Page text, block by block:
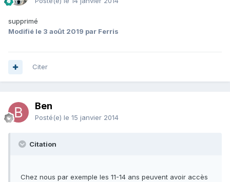
supprimé
Modifié le 3 août 2019 par Ferris
Citer
Ben
Posté(e) le 15 janvier 2014
Citation
Chez nous par exemple les 11-14 ans peuvent avoir accès